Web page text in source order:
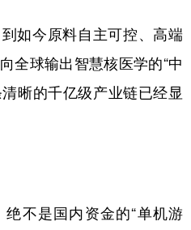
今原料自主可控、高端
全球输出智慧核医学的“中
晰的千亿级产业链已经显
不是国内资金的“单机游